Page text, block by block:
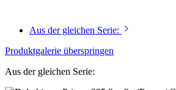
Aus der gleichen Serie:
Produktgalerie überspringen
Aus der gleichen Serie: